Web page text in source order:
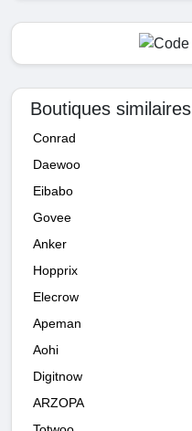
Boutiques similaires
Conrad
Daewoo
Eibabo
Govee
Anker
Hopprix
Elecrow
Apeman
Aohi
Digitnow
ARZOPA